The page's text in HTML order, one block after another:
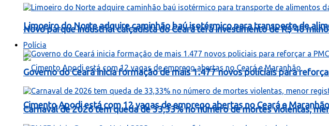
Novo parque industrial calçadista do Ceará terá investimento de R$ 40
Cimento Apodi está com 12 vagas de emprego abertas no Ceará e Maranhão
Limoeiro do Norte adquire caminhão baú isotérmico para transporte de
Polícia
Governo do Ceará inicia formação de mais 1.477 novos policiais para
Carnaval de 2026 tem queda de 33,33% no número de mortes violentas,